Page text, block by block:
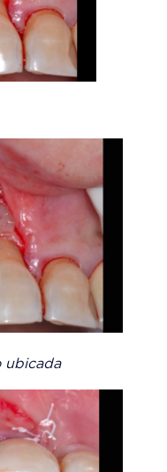
ubicada